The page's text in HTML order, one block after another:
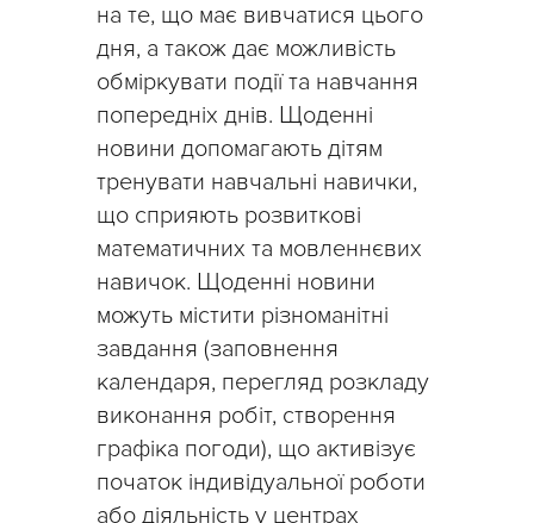
на те, що має вивчатися цього
дня, а також дає можливість
обміркувати події та навчання
попередніх днів. Щоденні
новини допомагають дітям
тренувати навчальні навички,
що сприяють розвиткові
математичних та мовленнєвих
навичок. Щоденні новини
можуть містити різноманітні
завдання (заповнення
календаря, перегляд розкладу
виконання робіт, створення
графіка погоди), що активізує
початок індивідуальної роботи
або діяльність у центрах